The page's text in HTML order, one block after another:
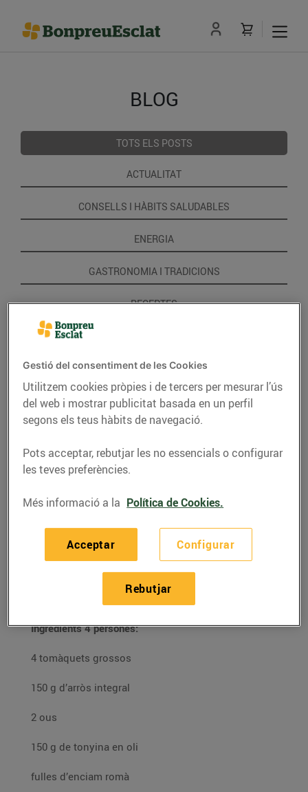
BLOG
TOTS ELS POSTS
ACTUALITAT
CONSELLS I HÀBITS SALUDABLES
ENERGIA
GASTRONOMIA I TRADICIONS
RECEPTES
RECEPTES
Tomàquets farcits
d'amanida d'arròs
Ingredients 4 persones:
4 tomàquets grossos
150 g d’arròs integral
2 ous
150 g de tonyina en oli
fulles d’enciam romà
Gestió del consentiment de les Cookies
Utilitzem cookies pròpies i de tercers per mesurar l’ús
del web i mostrar publicitat basada en un perfil
segons els teus hàbits de navegació.
Pots acceptar, rebutjar les no essencials o configurar
les teves preferències.
Més informació a la Política de Cookies.
Configurar
Rebutjar
Acceptar